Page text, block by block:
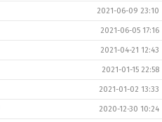
2021-06-09 23:10
2021-06-05 17:16
2021-04-21 12:43
2021-01-15 22:58
2021-01-02 13:33
2020-12-30 10:24